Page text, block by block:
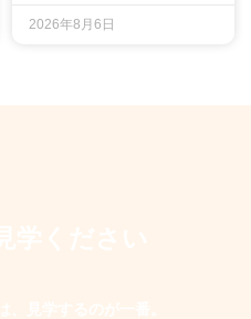
2026年8月6日